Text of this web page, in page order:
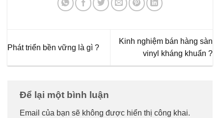
Phát triển bền vững là gì ?
Kinh nghiệm bán hàng sàn
vinyl kháng khuẩn ?
Để lại một bình luận
Email của bạn sẽ không được hiển thị công khai.